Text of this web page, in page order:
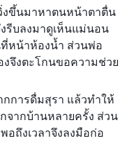
งขึ้นมาหาตนหน้าตาตื่น
รีบลงมาดูเห็นแม่นอน
หน้าห้องน้ำ ส่วนพ่อ
งจึงตะโกนขอความช่วย
กการดื่มสุรา แล้วทำให้
จากบ้านหลายครั้ง ส่วน
อถึงเวลาจึงลงมือก่อ